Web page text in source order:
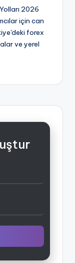
2026
için can
forex
ve yerel